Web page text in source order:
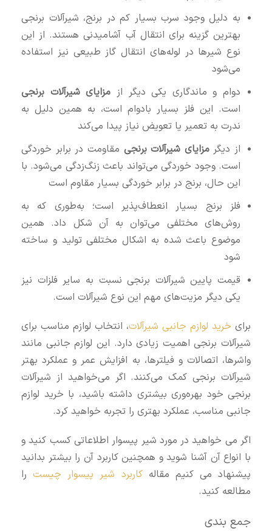
به دلیل وجود سرب بسیار کم در برنج، شیرآلات برنجی
بهترین گزینه برای انتقال آب آشامیدنی هستند. از این
نوع شیرها در لوله‌های انتقال گاز طبیعی نیز استفاده
می‌شود
دوام و ماندگاری یکی دیگر از مزایای شیرآلات برنجی
است. این فلز بسیار بادوام است، به همین دلیل به
ندرت به تعمیر یا تعویض نیاز پیدا می‌کند
از دیگر مزایای شیرآلات برنجی مقاومت در برابر خوردگی
است. وجود خوردگی می‌تواند باعث زنگ‌زدگی می‌شود. با
این حال، برنج در برابر خوردگی بسیار مقاوم است
فلز برنج بسیار انعطاف‌پذیر است؛ به‌طوری که به
روش‌های مختلفی می‌توان به آن شکل داد. همین
موضوع باعث شده به اشکال مختلفی تولید و ساخته
شود
قیمت پایین شیرآلات برنجی نسبت به سایر فلزات نیز
یکی دیگر مزیت‌های مهم این نوع شیرآلات است.
برای خرید لوازم جانبی شیرآلات، انتخاب لوازم مناسب برای
شیرآلات برنجی اهمیت زیادی دارد. این لوازم جانبی مانند
واشرها، اتصالات و فیلترها، به افزایش عمر و عملکرد بهتر
شیرآلات برنجی کمک می‌کنند. اگر می‌خواهید از شیرآلات
برنجی خود بهره‌وری بیشتری داشته باشید، با خرید لوازم
جانبی مناسب، عملکرد بهتری را تجربه خواهید کرد.
اگر می خواهید در مورد شیر پیسوار اطلاعاتی کسب کنید و
با انواع آن آشنا شوید و همچنین کاربرد آن را بیشتر بدانید
پیشنهاد می کنیم مقالهکاربرد شیر پیسوار چیسترا
مطالعه کنید.
جمع‌ بندی